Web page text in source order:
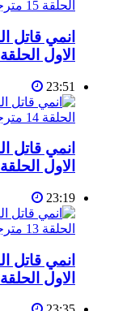
الاول الحلقة 15 مترجمة
23:51
الاول الحلقة 14 مترجمة
23:19
الاول الحلقة 13 مترجمة